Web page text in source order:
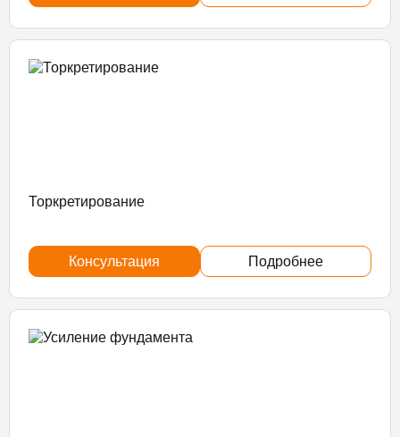
Торкретирование
Консультация Подробнее